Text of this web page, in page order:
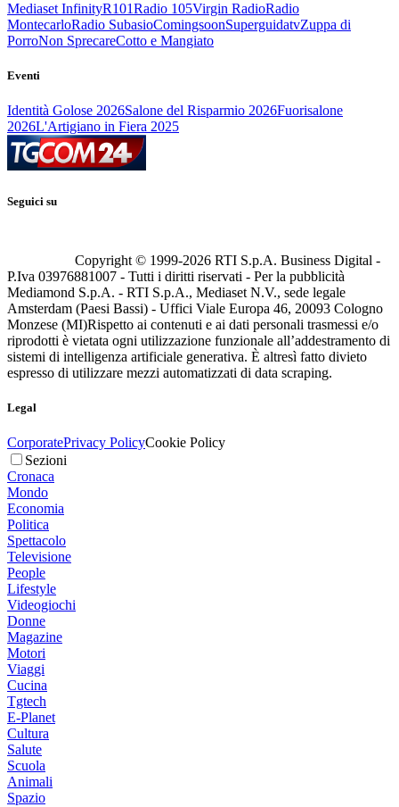
Mediaset InfinityR101Radio 105Virgin RadioRadio
MontecarloRadio SubasioComingsoonSuperguidatvZuppa di
PorroNon SprecareCotto e Mangiato
Eventi
Identità Golose 2026Salone del Risparmio 2026Fuorisalone
2026L'Artigiano in Fiera 2025
Seguici su
Copyright © 1999-2026 RTI S.p.A. Business Digital -
P.Iva 03976881007 - Tutti i diritti riservati - Per la pubblicità
Mediamond S.p.A. - RTI S.p.A., Mediaset N.V., sede legale
Amsterdam (Paesi Bassi) - Uffici Viale Europa 46, 20093 Cologno
Monzese (MI)Rispetto ai contenuti e ai dati personali trasmessi e/o
riprodotti è vietata ogni utilizzazione funzionale all’addestramento di
sistemi di intelligenza artificiale generativa. È altresì fatto divieto
espresso di utilizzare mezzi automatizzati di data scraping.
Legal
CorporatePrivacy PolicyCookie Policy
Sezioni
Cronaca
Mondo
Economia
Politica
Spettacolo
Televisione
People
Lifestyle
Videogiochi
Donne
Magazine
Motori
Viaggi
Cucina
Tgtech
E-Planet
Cultura
Salute
Scuola
Animali
Spazio